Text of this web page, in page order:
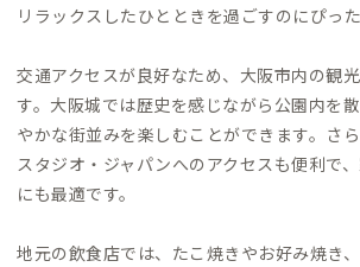
リラックスしたひとときを過ごすのにぴった
交通アクセスが良好なため、大阪市内の観
す。大阪城では歴史を感じながら公園内を
やかな街並みを楽しむことができます。さ
スタジオ・ジャパンへのアクセスも便利で
にも最適です。
地元の飲食店では、たこ焼きやお好み焼き